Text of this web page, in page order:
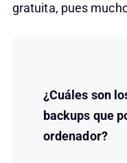
gratuita, pues
¿Cuáles son
backups que
ordenador?